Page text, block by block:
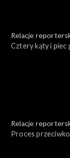
Relacje
Cztery kąty i piec
Relacje
Proces